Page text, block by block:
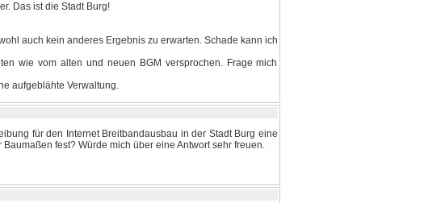
Das ist die Stadt Burg!
auch kein anderes Ergebnis zu erwarten. Schade kann ich
wie vom alten und neuen BGM versprochen. Frage mich
aufgeblähte Verwaltung.
für den Internet Breitbandausbau in der Stadt Burg eine
fest? Würde mich über eine Antwort sehr freuen.